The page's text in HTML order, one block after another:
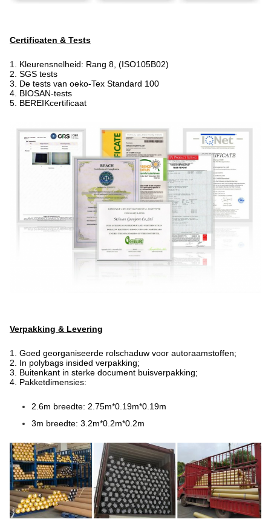
Certificaten & Tests
1. Kleurensnelheid: Rang 8, (ISO105B02)
2. SGS tests
3. De tests van oeko-Tex Standard 100
4. BIOSAN-tests
5. BEREIKcertificaat
Verpakking & Levering
1. Goed georganiseerde rolschaduw voor autoraamstoffen;
2. In polybags insided verpakking;
3. Buitenkant in sterke document buisverpakking;
4. Pakketdimensies:
2.6m breedte: 2.75m*0.19m*0.19m
3m breedte: 3.2m*0.2m*0.2m